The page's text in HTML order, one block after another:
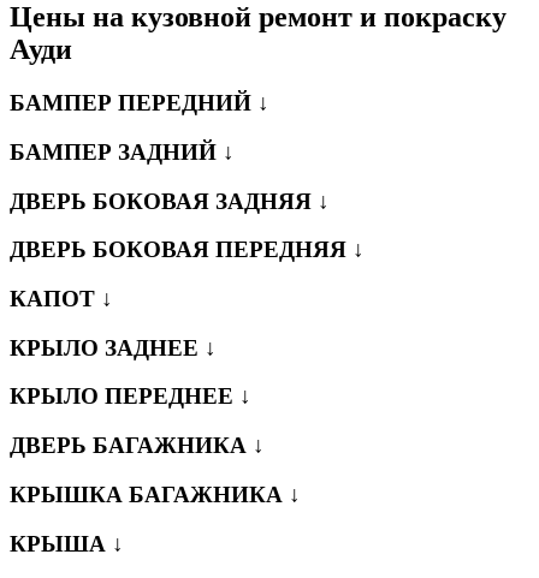
Цены на кузовной ремонт и покраску
Ауди
БАМПЕР ПЕРЕДНИЙ ↓
БАМПЕР ЗАДНИЙ ↓
ДВЕРЬ БОКОВАЯ ЗАДНЯЯ ↓
ДВЕРЬ БОКОВАЯ ПЕРЕДНЯЯ ↓
КАПОТ ↓
КРЫЛО ЗАДНЕЕ ↓
КРЫЛО ПЕРЕДНЕЕ ↓
ДВЕРЬ БАГАЖНИКА ↓
КРЫШКА БАГАЖНИКА ↓
КРЫША ↓